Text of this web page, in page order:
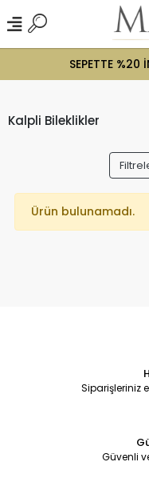
SEPETTE
Kalpli Bileklikler
Ürün bulunamadı.
Siparişleriniz
Güvenli